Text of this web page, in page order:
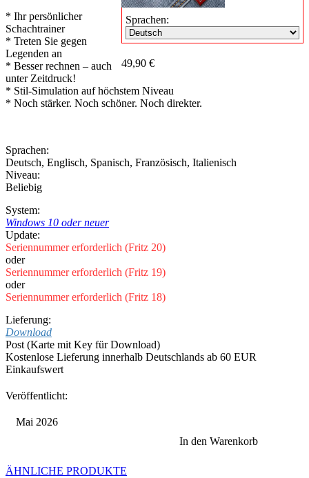
Sprachen:
49,90 €
* Ihr persönlicher
Schachtrainer
* Treten Sie gegen
Legenden an
* Besser rechnen – auch
unter Zeitdruck!
* Stil-Simulation auf höchstem Niveau
* Noch stärker. Noch schöner. Noch direkter.
Sprachen:
Deutsch, Englisch, Spanisch, Französisch, Italienisch
Niveau:
Beliebig
System:
Windows 10 oder neuer
Update:
Seriennummer erforderlich (Fritz 20)
oder
Seriennummer erforderlich (Fritz 19)
oder
Seriennummer erforderlich (Fritz 18)
Lieferung:
Download
Post (Karte mit Key für Download)
Kostenlose Lieferung innerhalb Deutschlands ab 60 EUR
Einkaufswert
Veröffentlicht:
Mai 2026
In den Warenkorb
ÄHNLICHE PRODUKTE